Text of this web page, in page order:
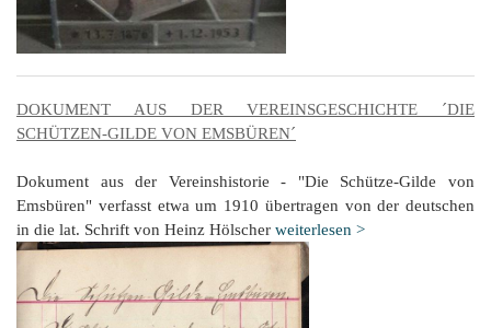
DOKUMENT AUS DER VEREINSGESCHICHTE ´DIE
SCHÜTZEN-GILDE VON EMSBÜREN´
Dokument aus der Vereinshistorie - "Die Schütze-Gilde von
Emsbüren" verfasst etwa um 1910 übertragen von der deutschen
in die lat. Schrift von Heinz Hölscher weiterlesen >